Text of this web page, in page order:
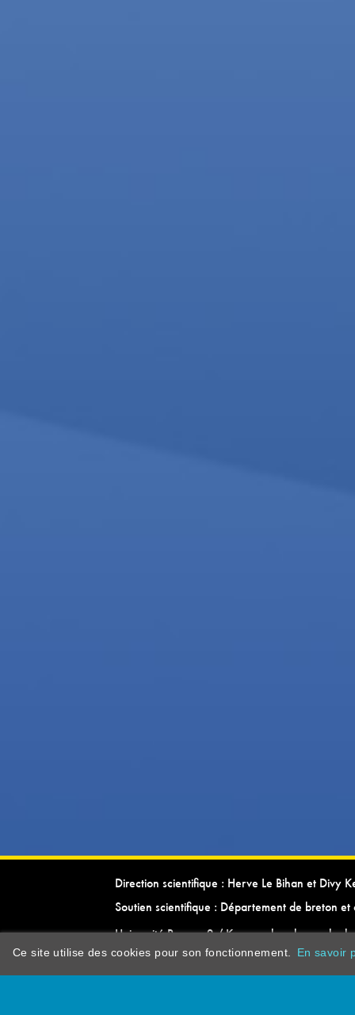
Direction scientifique : Herve Le Bihan et Divy
Soutien scientifique : Département de breton et
Université Rennes 2 / Kevrenn brezhoneg ha
Ce site utilise des cookies pour son fonctionnement. En savoir